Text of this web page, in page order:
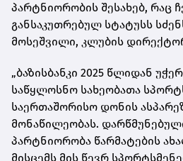
პარტნიორობის შესახებ, რაც
განსაკუთრებულ სტატუსს
მოსეშვილი, კლუბის
„ბაზისბანკი 2025 წლიდან
საწყლოსნო სახეობათა
საერთაშორისო დონის
მონაწილეობას.
პარტნიორობა წარმატების
მისცემს მის წევრ